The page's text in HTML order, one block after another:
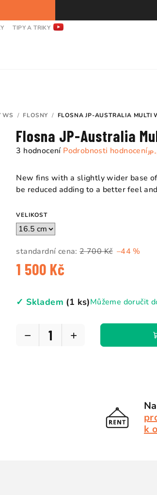
TIPY A TRIKY
WS / FLOSNY / FLOSNA JP-AUSTRALIA MULTI
Flosna JP-Australia
Průměrné
produktu
je
5
hvězdiček.
3 hodnocení Podrobnosti hodnocení
New fins with a slightly wider base
be reduced adding to a better feel
VELIKOST
standardní cena: 2 700 Kč –44 %
1 500 Kč
cena:
✓ Skladem (1 ks)Můžeme doručit
+
−
k